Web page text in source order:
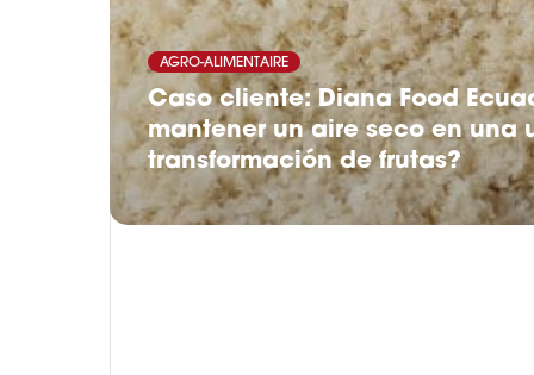
AGRO-ALIMENTAIRE
Caso cliente: Diana Food
mantener un aire seco en una
transformación de frutas?